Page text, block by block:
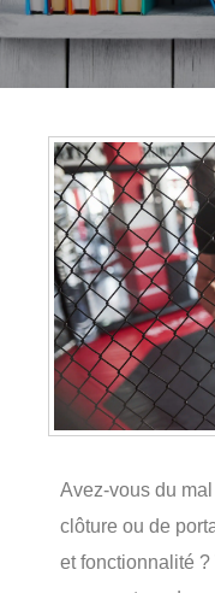
Avez-vous du
clôture ou de
et fonctionnalité